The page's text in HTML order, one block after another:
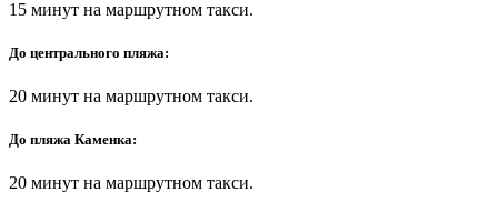
15 минут на маршрутном такси.
До центрального пляжа:
20 минут на маршрутном такси.
До пляжа Каменка:
20 минут на маршрутном такси.